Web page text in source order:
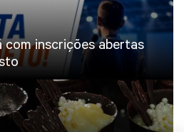
com inscrições abertas